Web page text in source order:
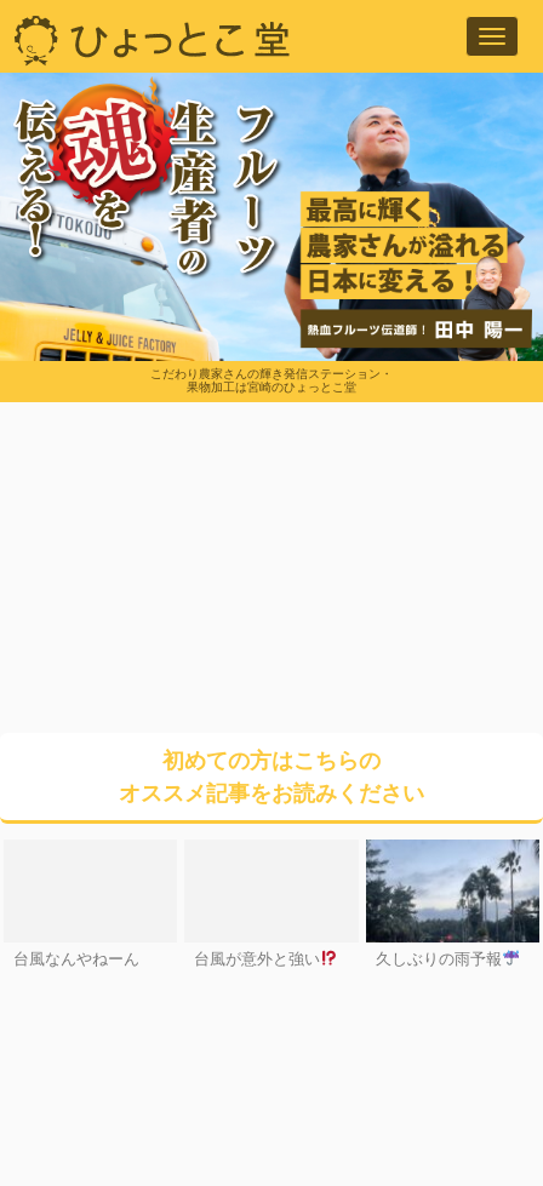
こだわり農家さんの輝き発信ステーション・
果物加工は宮崎のひょっとこ堂
初めての方はこちらの
オススメ記事をお読みください
台風なんやねーん 台風が意外と強い 久しぶりの雨予報